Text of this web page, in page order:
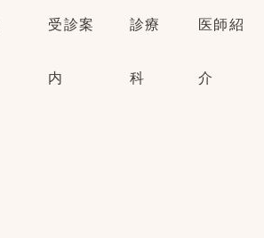
受診案
内
診療
科
医師紹
介